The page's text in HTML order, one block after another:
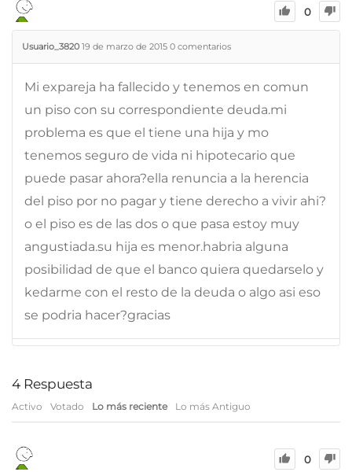
0
Usuario_3820 19 de marzo de 2015 0 comentarios
Mi expareja ha fallecido y tenemos en comun
un piso con su correspondiente deuda.mi
problema es que el tiene una hija y mo
tenemos seguro de vida ni hipotecario que
puede pasar ahora?ella renuncia a la herencia
del piso por no pagar y tiene derecho a vivir ahi?
o el piso es de las dos o que pasa estoy muy
angustiada.su hija es menor.habria alguna
posibilidad de que el banco quiera quedarselo y
kedarme con el resto de la deuda o algo asi eso
se podria hacer?gracias
4 Respuesta
Activo Votado Lo más reciente Lo más Antiguo
0